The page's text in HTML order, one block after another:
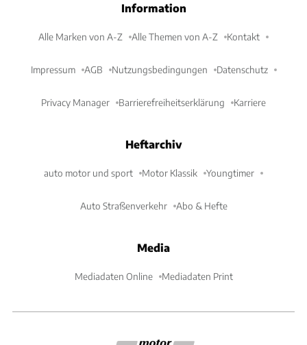
Information
Alle Marken von A-Z Alle Themen von A-Z Kontakt
Impressum AGB Nutzungsbedingungen Datenschutz
Privacy Manager Barrierefreiheitserklärung Karriere
Heftarchiv
auto motor und sport Motor Klassik Youngtimer
Auto Straßenverkehr Abo & Hefte
Media
Mediadaten Online Mediadaten Print